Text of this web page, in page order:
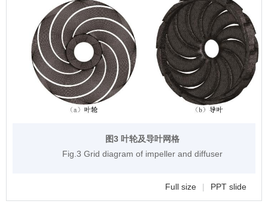
图3 叶轮及导叶网格
Fig.3 Grid diagram of impeller and diffuser
Full size | PPT slide